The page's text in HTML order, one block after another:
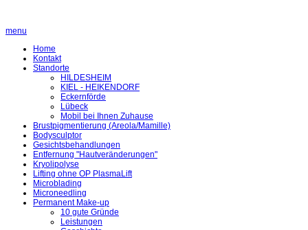
menu
Home
Kontakt
Standorte
HILDESHEIM
KIEL - HEIKENDORF
Eckernförde
Lübeck
Mobil bei Ihnen Zuhause
Brustpigmentierung (Areola/Mamille)
Bodysculptor
Gesichtsbehandlungen
Entfernung "Hautveränderungen"
Kryolipolyse
Lifting ohne OP PlasmaLift
Microblading
Microneedling
Permanent Make-up
10 gute Gründe
Leistungen